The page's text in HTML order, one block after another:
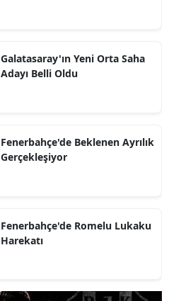
Galatasaray'ın Yeni Orta Saha
Adayı Belli Oldu
Fenerbahçe'de Beklenen Ayrılık
Gerçekleşiyor
Fenerbahçe'de Romelu Lukaku
Harekatı